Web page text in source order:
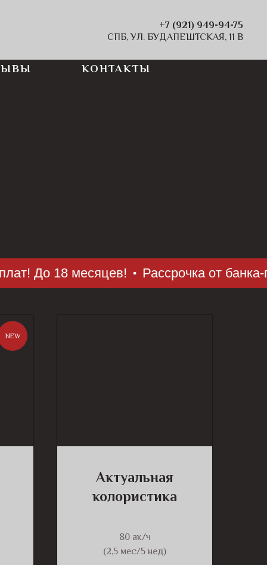
+7 (921) 949-94-75
СПБ, УЛ. БУДАПЕШТСКАЯ, 11 В
КОНТАКТЫ
18 месяцев! Рассрочка от банка-
NEW
Актуальная
колористика
80 ак/ч
(2,5 мес/5 нед)